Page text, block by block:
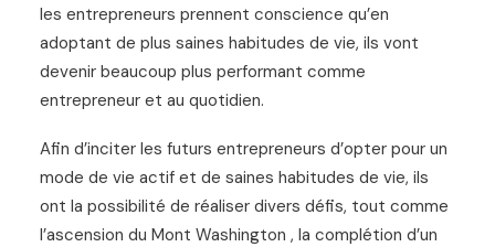
les entrepreneurs prennent conscience qu’en
adoptant de plus saines habitudes de vie, ils vont
devenir beaucoup plus performant comme
entrepreneur et au quotidien.
Afin d’inciter les futurs entrepreneurs d’opter pour un
mode de vie actif et de saines habitudes de vie, ils
ont la possibilité de réaliser divers défis, tout comme
l’ascension du Mont Washington , la complétion d’un